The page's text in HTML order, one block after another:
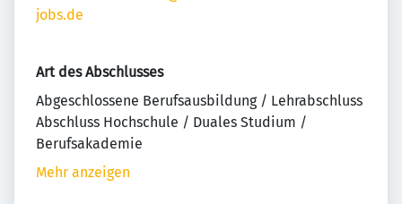
jobs.de
Art des Abschlusses
Abgeschlossene Berufsausbildung / Lehrabschluss
Abschluss Hochschule / Duales Studium /
Berufsakademie
Mehr anzeigen